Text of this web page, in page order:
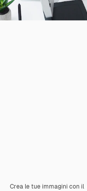
Crea le tue immagini con il